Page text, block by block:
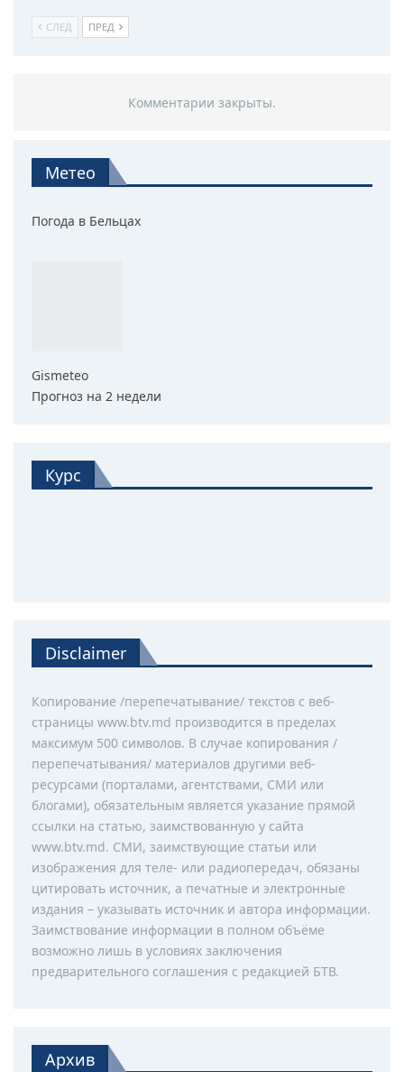
СЛЕД ПРЕД
Комментарии закрыты.
Метео
Погода в Бельцах
Gismeteo
Прогноз на 2 недели
Курс
Disclaimer
Копирование /перепечатывание/ текстов с веб-
страницы www.btv.md производится в пределах
максимум 500 символов. В случае копирования /
перепечатывания/ материалов другими веб-
ресурсами (порталами, агентствами, СМИ или
блогами), обязательным является указание прямой
ссылки на статью, заимствованную у сайта
www.btv.md. СМИ, заимствующие статьи или
изображения для теле- или радиопередач, обязаны
цитировать источник, а печатные и электронные
издания – указывать источник и автора информации.
Заимствование информации в полном объёме
возможно лишь в условиях заключения
предварительного соглашения с редакцией БТВ.
Архив